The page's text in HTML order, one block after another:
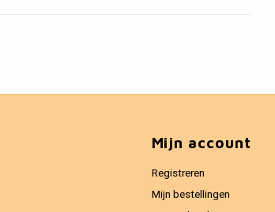
Mijn account
Registreren
Mijn bestellingen